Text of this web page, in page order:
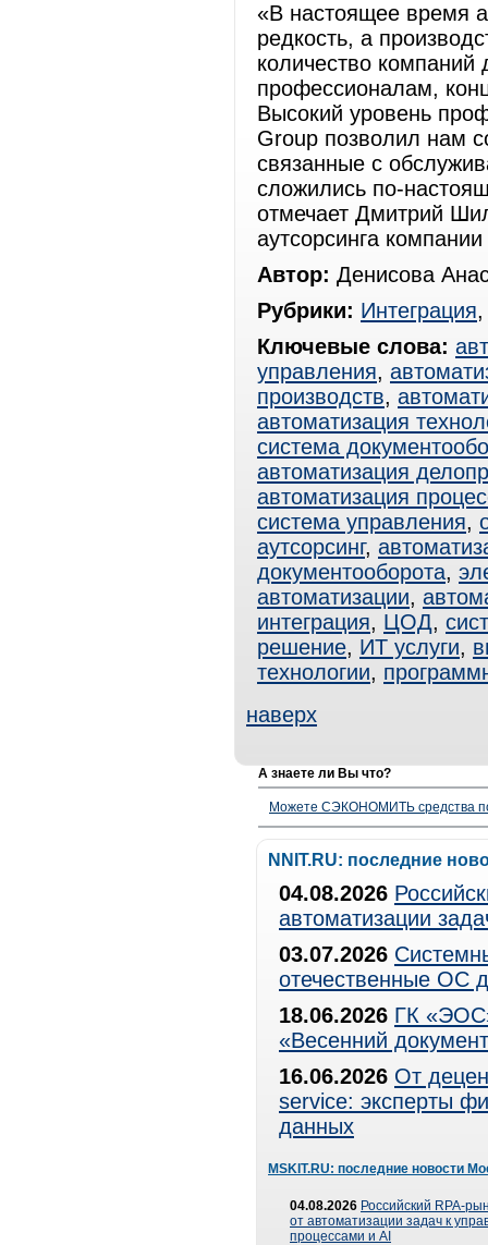
«В настоящее время
редкость, а
количество
профессионалам,
Высокий уровень
Group позволил нам
связанные с
сложились по-
отмечает Дмитрий
аутсорсинга
Автор: Денисова
Рубрики: Интеграция
Ключевые слова:
управления,
производств,
автоматизация
система
автоматизация
автоматизация
система управления,
аутсорсинг,
документооборота,
автоматизации,
интеграция, ЦОД,
решение, ИТ услуги,
технологии,
наверх
А знаете ли Вы что?
Можете СЭКОНОМИТЬ средства
NNIT.RU: последние
04.08.2026
автоматизации
03.07.2026
отечественные ОС
18.06.2026 ГК
«Весенний
16.06.2026 От
service: эксперты
данных
MSKIT.RU: последние новости
04.08.2026 Российский RPA-
от автоматизации задач к
процессами и AI